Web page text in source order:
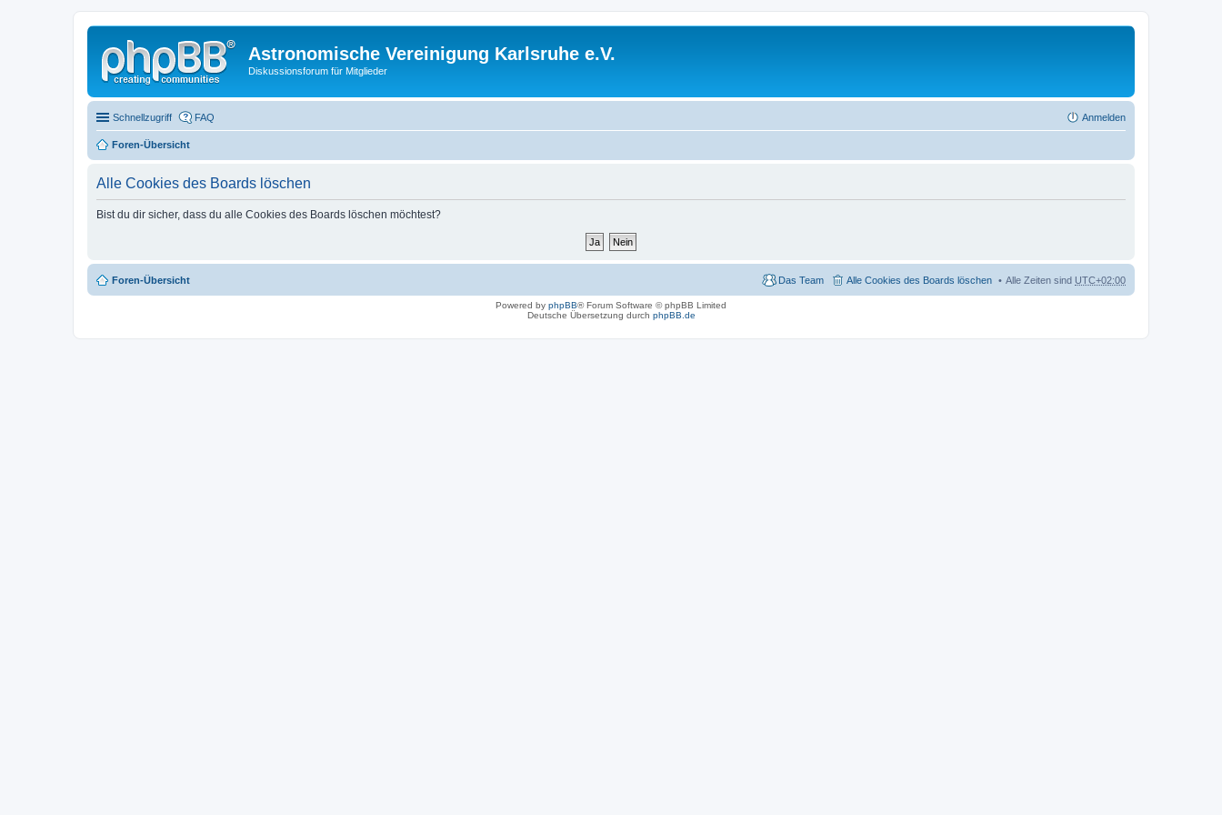
Astronomische Vereinigung Karlsruhe e.V.
Diskussionsforum für Mitglieder
Schnellzugriff FAQ Anmelden
Foren-Übersicht
Alle Cookies des Boards löschen
Bist du dir sicher, dass du alle Cookies des Boards löschen möchtest?
Foren-Übersicht Alle Zeiten sind UTC+02:00
Alle Cookies des Boards löschen
Das Team
Powered by phpBB® Forum Software © phpBB Limited
Deutsche Übersetzung durch phpBB.de